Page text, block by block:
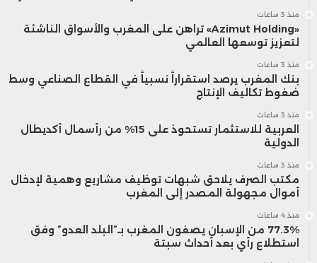
منذ 3 ساعات
«Azimut Holding» تراهن على المغرب والأسواق الناشئة
لتعزيز توسعها العالمي
منذ 3 ساعات
بنك المغرب يرصد استقراراً نسبياً في القطاع الصناعي وسط
ضغوط تكاليف الإنتاج
منذ 3 ساعات
العربية للاستثمار تستحوذ على 15% من رأسمال أكديطال
الدولية
منذ 3 ساعات
مكتب الصرف يلاحق شبهات توظيف مشاريع وهمية لإدخال
أموال مجهولة المصدر إلى المغرب
منذ 4 ساعات
77.3% من الإسبان يصفون المغرب بـ”البلد العدو” وفق
استطلاع رأي بعد أحداث سبتة